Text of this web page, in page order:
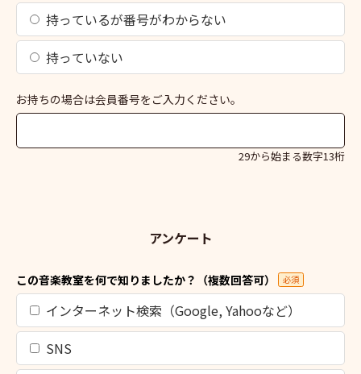
持っているが番号がわからない
持っていない
お持ちの場合は会員番号をご入力ください。
29から始まる数字13桁
アンケート
この音楽教室を何で知りましたか？（複数回答可） 必須
インターネット検索（Google, Yahooなど）
SNS